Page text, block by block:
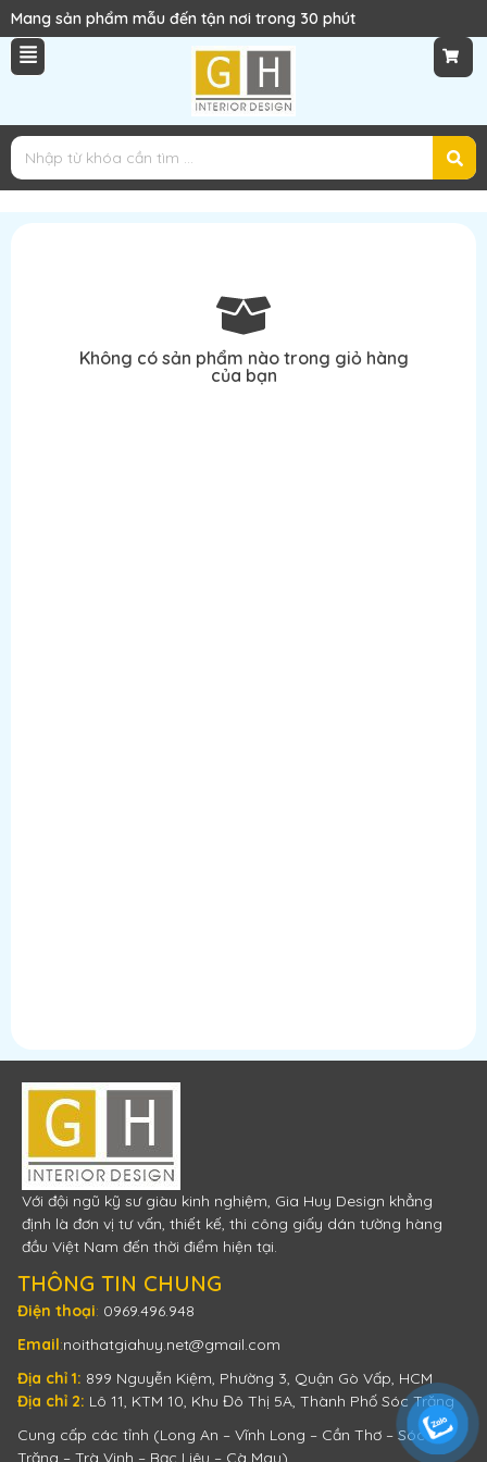
Mang sản phẩm mẫu đến tận nơi trong 30 phút
Không có sản phẩm nào trong giỏ hàng
của bạn
Với đội ngũ kỹ sư giàu kinh nghiệm, Gia Huy Design khẳng
định là đơn vị tư vấn, thiết kế, thi công giấy dán tường hàng
đầu Việt Nam đến thời điểm hiện tại.
THÔNG TIN CHUNG
Điện thoại: 0969.496.948
Email:noithatgiahuy.net@gmail.com
Địa chỉ 1: 899 Nguyễn Kiệm, Phường 3, Quận Gò Vấp, HCM
Địa chỉ 2: Lô 11, KTM 10, Khu Đô Thị 5A, Thành Phố Sóc Trăng
Cung cấp các tỉnh (Long An – Vĩnh Long – Cần Thơ – Sóc
Trăng – Trà Vinh – Bạc Liêu – Cà Mau)